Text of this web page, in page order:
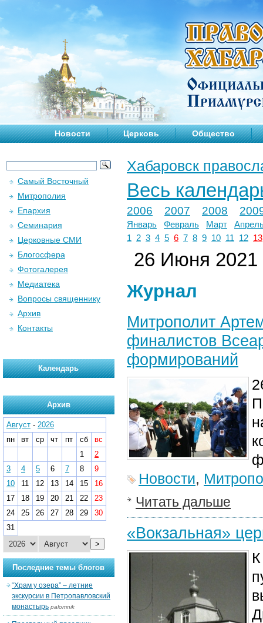
Новости Церковь Общество
Хабаровск
Весь
2006 2007 2008
Январь Февраль Март
1
2 3 4 5 6 7 8 9 10 11 12 13
26 Июня 2021
Журнал
Митрополит
финалистов
формирований
Новости,
Читать дальше
«Вокзальная»
Самый Восточный
Митрополия
Епархия
Семинария
Церковные СМИ
Блогосфера
Фотогалерея
Медиатека
Вопросы священнику
Архив
Контакты
Календарь
Архив
Август - 2026
пн
вт ср чт пт сб
вс
1
2
3
4 5 6 7 8
9
10
11 12 13 14 15
16
17
18 19 20 21 22
23
24
25 26 27 28 29
30
31
>
Последние темы блогов
“Храм у озера” – летние
экскурсии в Петропавловский
монастырь palomnik